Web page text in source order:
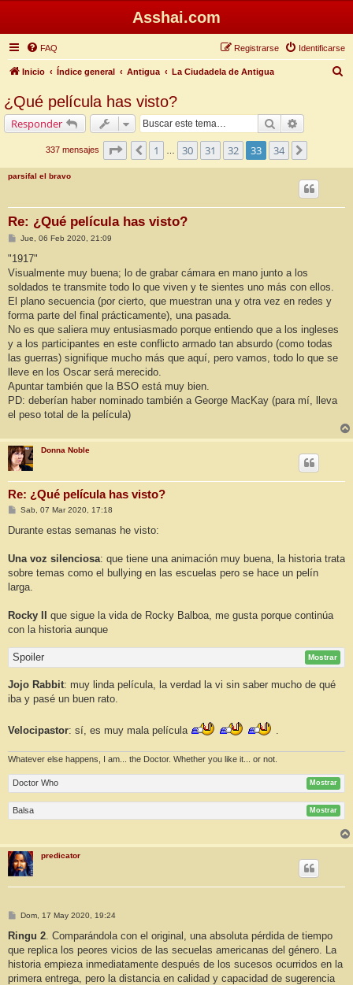
Asshai.com
FAQ Identificarse
Registrarse
Inicio Índice general Antigua La Ciudadela de Antigua
¿Qué película has visto?
Responder Buscar
337 mensajes Página33de34
Anterior
1 30 31 32 33 34
parsifal el bravo
Re: ¿Qué película has visto?
M
n
a
j
Jue, 06 Feb 2020, 21:09
"1917"
Visualmente muy buena; lo de grabar cámara en mano junto a los
soldados te transmite todo lo que viven y te sientes uno más con ellos.
El plano secuencia (por cierto, que muestran una y otra vez en redes y
forma parte del final prácticamente), una pasada.
No es que saliera muy entusiasmado porque entiendo que a los ingleses
y a los participantes en este conflicto armado tan absurdo (como todas
las guerras) signifique mucho más que aquí, pero vamos, todo lo que se
lleve en los Oscar será merecido.
Apuntar también que la BSO está muy bien.
PD: deberían haber nominado también a George MacKay (para mí, lleva
el peso total de la película)
Donna Noble
Re: ¿Qué película has visto?
M
n
j
Sab, 07 Mar 2020, 17:18
Durante estas semanas he visto:
Una voz silenciosa: que tiene una animación muy buena, la historia trata
sobre temas como el bullying en las escuelas pero se hace un pelín
larga.
Rocky II que sigue la vida de Rocky Balboa, me gusta porque continúa
con la historia aunque
Spoiler Mostrar
Jojo Rabbit: muy linda película, la verdad la vi sin saber mucho de qué
iba y pasé un buen rato.
Velocipastor: sí, es muy mala película
Whatever else happens, I am... the Doctor. Whether you like it... or not.
Doctor Who Mostrar
Balsa Mostrar
predicator
M
n
a
j
Dom, 17 May 2020, 19:24
Ringu 2 . Comparándola con el original, una absoluta pérdida de tiempo
que replica los peores vicios de las secuelas americanas del género. La
historia empieza inmediatamente después de los sucesos ocurridos en la
primera entrega, pero la distancia en calidad y capacidad de sugerencia